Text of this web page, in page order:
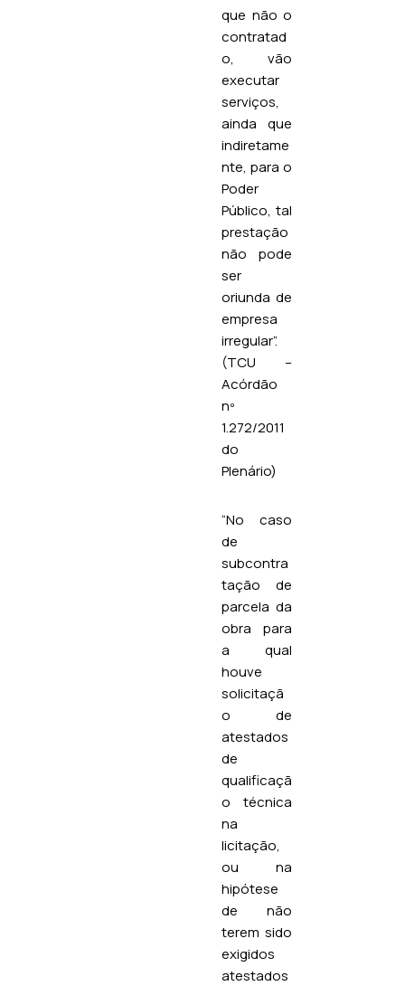
que não o
contratad
o, vão
executar
serviços,
ainda que
indiretame
nte, para o
Poder
Público, tal
prestação
não pode
ser
oriunda de
empresa
irregular”.
(TCU –
Acórdão
nº
1.272/2011
do
Plenário)
“No caso
de
subcontra
tação de
parcela da
obra para
a qual
houve
solicitaçã
o de
atestados
de
qualificaçã
o técnica
na
licitação,
ou na
hipótese
de não
terem sido
exigidos
atestados